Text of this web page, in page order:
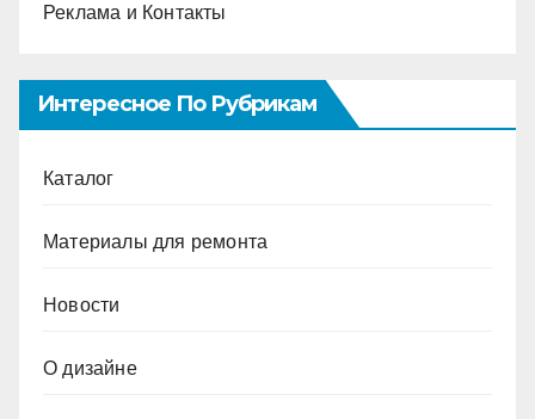
Реклама и Контакты
Интересное По Рубрикам
Каталог
Материалы для ремонта
Новости
О дизайне